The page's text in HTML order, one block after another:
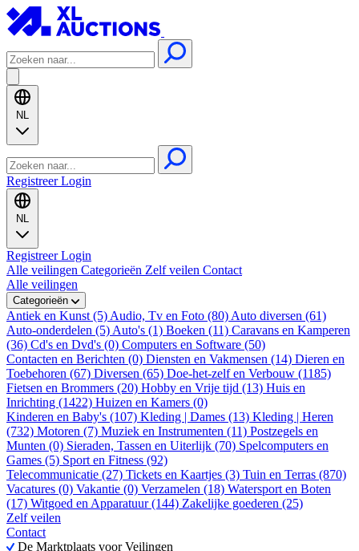
NL
RegistreerLogin
NL
RegistreerLogin
Alle veilingen Categorieën Zelf veilen Contact
Alle veilingen
Categorieën
Antiek en Kunst (5) Audio, Tv en Foto (80) Auto diversen (61)
Auto-onderdelen (5) Auto's (1) Boeken (11) Caravans en Kamperen
(36) Cd's en Dvd's (0) Computers en Software (50)
Contacten en Berichten (0) Diensten en Vakmensen (14) Dieren en
Toebehoren (67) Diversen (65) Doe-het-zelf en Verbouw (1185)
Fietsen en Brommers (20) Hobby en Vrije tijd (13) Huis en
Inrichting (1422) Huizen en Kamers (0)
Kinderen en Baby's (107) Kleding | Dames (13) Kleding | Heren
(732) Motoren (7) Muziek en Instrumenten (11) Postzegels en
Munten (0) Sieraden, Tassen en Uiterlijk (70) Spelcomputers en
Games (5) Sport en Fitness (92)
Telecommunicatie (27) Tickets en Kaartjes (3) Tuin en Terras (870)
Vacatures (0) Vakantie (0) Verzamelen (18) Watersport en Boten
(17) Witgoed en Apparatuur (144) Zakelijke goederen (25)
Zelf veilen
Contact
De Marktplaats voor Veilingen